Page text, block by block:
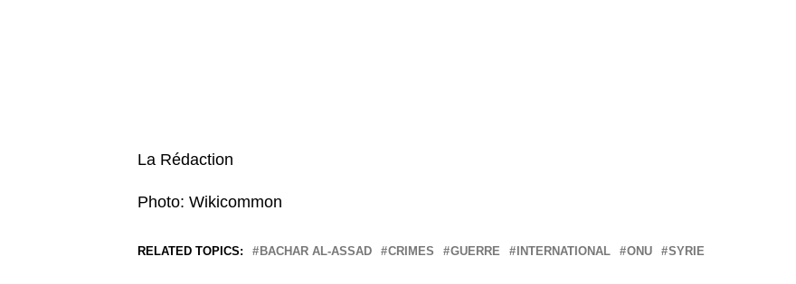
La Rédaction
Photo: Wikicommon
RELATED TOPICS: BACHAR AL-ASSAD CRIMES GUERRE INTERNATIONAL ONU SYRIE